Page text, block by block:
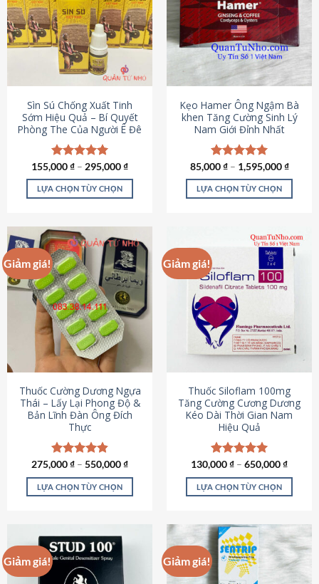
thể.
Các
tùy
chọn
có
thể
được
chọn
trên
trang
sản
phẩm
Sìn Sú Chống Xuất Tinh
Sớm Hiệu Quả – Bí Quyết
Phòng The Của Người Ê Đê
Được xếp
hạng4.95
5 sao
155,000₫ – 295,000₫
LỰA CHỌN TÙY CHỌN
này
có
nhiều
biến
thể.
Các
tùy
chọn
có
thể
chọn
trên
trang
sản
phẩm
Kẹo Hamer Ông Ngậm Bà
khen Tăng Cường Sinh Lý
Nam Giới Đỉnh Nhất
Được xếp
hạng5.00
5 sao
85,000₫– 1,595,000₫
LỰA CHỌN TÙY CHỌN
này
nhiều
biến
tùy
chọn
có
được
chọn
trên
trang
sản
phẩm
Giảm giá!
Thuốc Cường Dương Ngựa
Thái – Lấy Lại Phong Độ &
Bản Lĩnh Đàn Ông Đích
Thực
Được xếp
hạng4.87
5 sao
275,000₫ – 550,000₫
LỰA CHỌN TÙY CHỌN
có
nhiều
biến
Giảm giá!
Thuốc Siloflam 100mg
Tăng Cường Cương Dương
Kéo Dài Thời Gian Nam
Hiệu Quả
Được xếp
hạng5.00
5 sao
130,000₫ – 650,000₫
LỰA CHỌN TÙY CHỌN
này
có
nhiều
biến
Giảm giá! Giảm giá!